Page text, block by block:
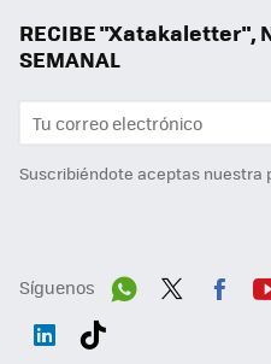
RECIBE "Xatakaletter",
SEMANAL
Suscribiéndote aceptas nuestra
Síguenos